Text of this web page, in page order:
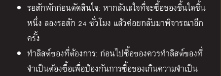
รอสักพักก่อนตัดสินใจ: หากลังเลใจที่จะซื้อของชิ้นใดชิ้น
หนึ่ง ลองรอสัก 24 ชั่วโมง แล้วค่อยกลับมาพิจารณาอีก
ครั้ง
ทำลิสต์ของที่ต้องการ: ก่อนไปซื้อของควรทำลิสต์ของที่
จำเป็นต้องซื้อเพื่อป้องกันการซื้อของเกินความจำเป็น